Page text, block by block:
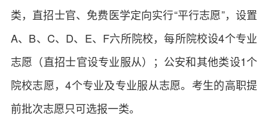
类，直招士官、免费医学定向实行“平行志愿”，设置
A、B、C、D、E、F六所院校，每所院校设4个专业
志愿（直招士官设专业服从）；公安和其他类设1个
院校志愿，4个专业及专业服从志愿。考生的高职提
前批次志愿只可选报一类。